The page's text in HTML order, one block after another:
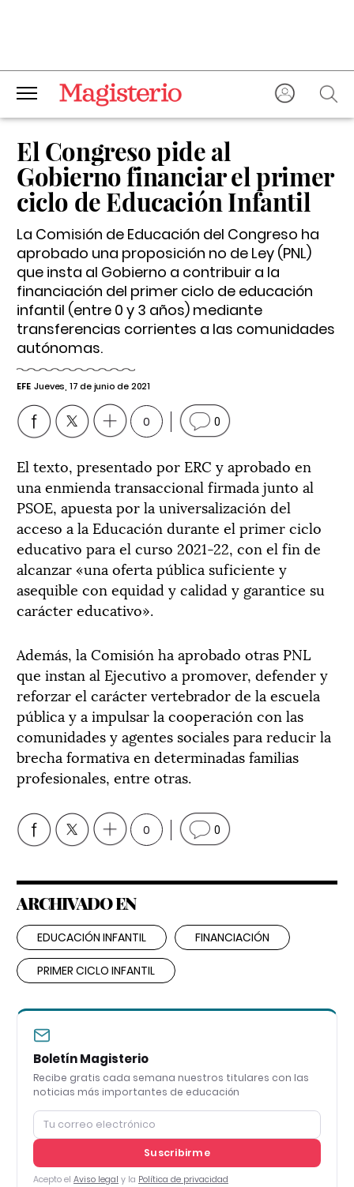
El Congreso pide al
Gobierno financiar el primer
ciclo de Educación Infantil
La Comisión de Educación del Congreso ha
aprobado una proposición no de Ley (PNL)
que insta al Gobierno a contribuir a la
financiación del primer ciclo de educación
infantil (entre 0 y 3 años) mediante
transferencias corrientes a las comunidades
autónomas.
EFE Jueves, 17 de junio de 2021
0 0
El texto, presentado por ERC y aprobado en
una enmienda transaccional firmada junto al
PSOE, apuesta por la universalización del
acceso a la Educación durante el primer ciclo
educativo para el curso 2021-22, con el fin de
alcanzar «una oferta pública suficiente y
asequible con equidad y calidad y garantice su
carácter educativo».
Además, la Comisión ha aprobado otras PNL
que instan al Ejecutivo a promover, defender y
reforzar el carácter vertebrador de la escuela
pública y a impulsar la cooperación con las
comunidades y agentes sociales para reducir la
brecha formativa en determinadas familias
profesionales, entre otras.
0 0
ARCHIVADO EN
EDUCACIÓN INFANTIL FINANCIACIÓN
PRIMER CICLO INFANTIL
Boletín Magisterio
Recibe gratis cada semana nuestros titulares con las
noticias más importantes de educación
Suscribirme
Acepto el Aviso legal y la Política de privacidad